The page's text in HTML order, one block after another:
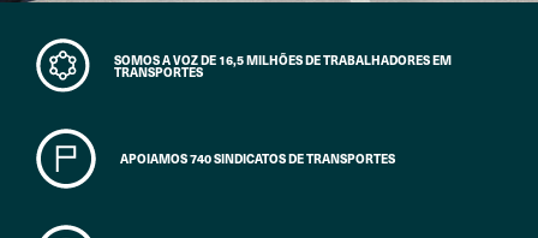
SOMOS A VOZ DE 16,5 MILHÕES DE TRABALHADORES EM
TRANSPORTES
APOIAMOS 740 SINDICATOS DE TRANSPORTES